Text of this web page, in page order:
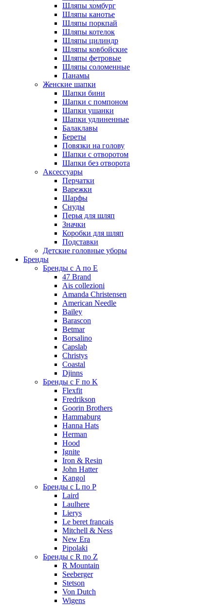
Шляпы хомбург
Шляпы канотье
Шляпы поркпай
Шляпы котелок
Шляпы цилиндр
Шляпы ковбойские
Шляпы фетровые
Шляпы соломенные
Панамы
Женские шапки
Шапки бини
Шапки с помпоном
Шапки ушанки
Шапки удлиненные
Балаклавы
Береты
Повязки на голову
Шапки с отворотом
Шапки без отворота
Аксессуары
Перчатки
Варежки
Шарфы
Снуды
Перья для шляп
Значки
Коробки для шляп
Подставки
Детские головные уборы
Бренды
Бренды с A по E
47 Brand
Ais collezioni
Amanda Christensen
American Needle
Bailey
Barascon
Betmar
Borsalino
Capslab
Christys
Coastal
Djinns
Бренды с F по K
Flexfit
Fredrikson
Goorin Brothers
Hammaburg
Hanna Hats
Herman
Hood
Ignite
Iron & Resin
John Hatter
Kangol
Бренды с L по P
Laird
Laulhere
Lierys
Le beret francais
Mitchell & Ness
New Era
Pipolaki
Бренды с R по Z
R Mountain
Seeberger
Stetson
Von Dutch
Wigens